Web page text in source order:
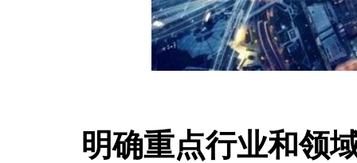
明确重点行业和领